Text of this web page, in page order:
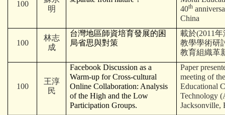
100
明
40th
China
100
林志
成
台灣地區師資培育發展的困
局省思與對策
載於(2011
教學學術研
教育組織革
100
王淳
民
Facebook Discussion as a
Warm-up for Cross-cultural
Online Collaboration: Analysis
of the High and the Low
Participation Groups.
Paper
meeting of
Educational
Technology
Jacksonville,